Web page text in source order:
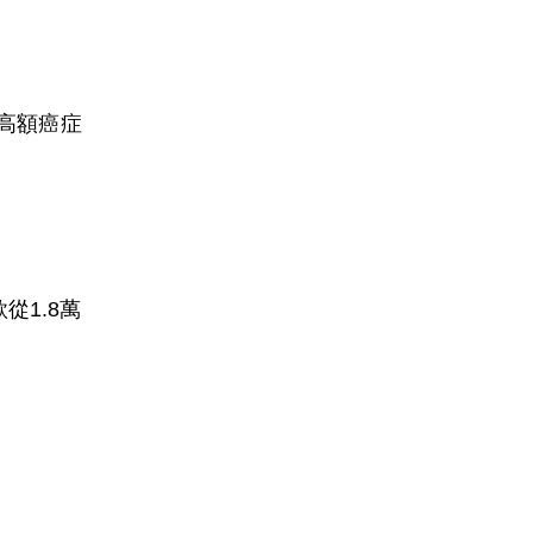
額癌症
從1.8萬